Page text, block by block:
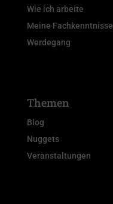
Wie ich arbeite
Meine Fachkenntnisse
Werdegang
Themen
Blog
Nuggets
Veranstaltungen